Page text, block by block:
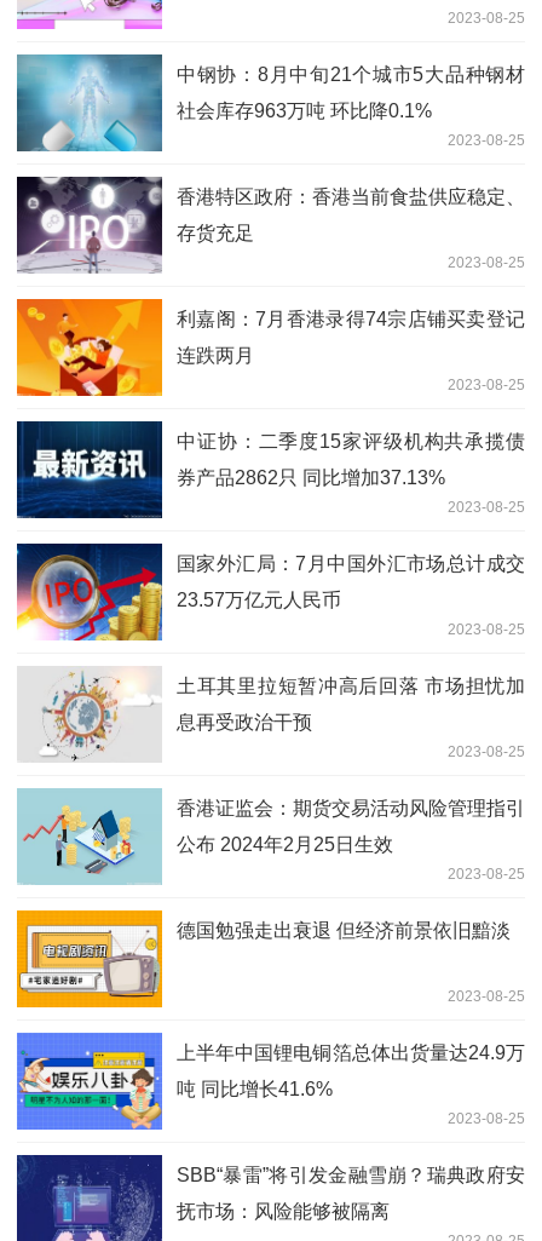
2023-08-25
中钢协：8月中旬21个城市5大品种钢材
社会库存963万吨 环比降0.1%
2023-08-25
香港特区政府：香港当前食盐供应稳定、
存货充足
2023-08-25
利嘉阁：7月香港录得74宗店铺买卖登记
连跌两月
2023-08-25
中证协：二季度15家评级机构共承揽债
券产品2862只 同比增加37.13%
2023-08-25
国家外汇局：7月中国外汇市场总计成交
23.57万亿元人民币
2023-08-25
土耳其里拉短暂冲高后回落 市场担忧加
息再受政治干预
2023-08-25
香港证监会：期货交易活动风险管理指引
公布 2024年2月25日生效
2023-08-25
德国勉强走出衰退 但经济前景依旧黯淡
2023-08-25
上半年中国锂电铜箔总体出货量达24.9万
吨 同比增长41.6%
2023-08-25
SBB“暴雷”将引发金融雪崩？瑞典政府安
抚市场：风险能够被隔离